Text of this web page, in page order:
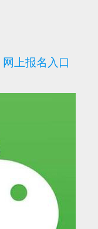
诚信网站
网上报名入口